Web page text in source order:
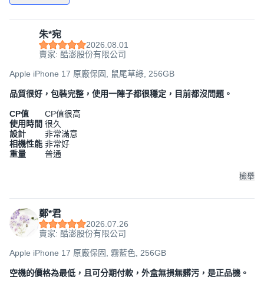
朱*宛
2026.08.01
賣家: 酷澎股份有限公司
Apple iPhone 17 原廠保固, 鼠尾草綠, 256GB
品質很好，包裝完整，使用一陣子都很穩定，目前都沒問題。
CP值
CP值很高
使用時間 很久
設計
非常滿意
相機性能 非常好
重量
普通
檢舉
鄭*君
2026.07.26
賣家: 酷澎股份有限公司
Apple iPhone 17 原廠保固, 霧藍色, 256GB
空機的價格為最低，且可分期付款，外盒無損無髒污，是正品機。